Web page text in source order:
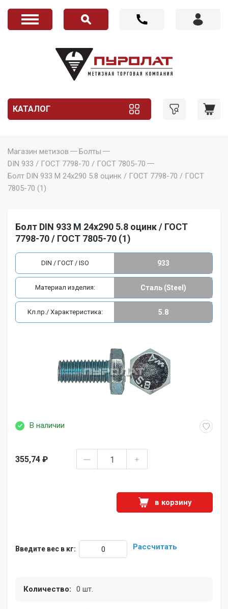
КАТАЛОГ
Магазин метизов
Болты
DIN 933 / ГОСТ 7798-70 / ГОСТ 7805-70
Болт DIN 933 M 24x290 5.8 оцинк / ГОСТ 7798-70 / ГОСТ
7805-70 (1)
Болт DIN 933 M 24x290 5.8 оцинк / ГОСТ
7798-70 / ГОСТ 7805-70 (1)
В наличии
355,74 ₽
в корзину
Введите вес в кг: Рассчитать
Количество: 0 шт.
DIN / ГОСТ / ISO 933
Материал изделия: Сталь (Steel)
Кл.пр./ Характеристика: 5.8